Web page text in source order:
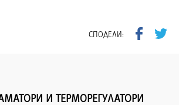
СПОДЕЛИ:
И ТЕРМОРЕГУЛАТОРИ